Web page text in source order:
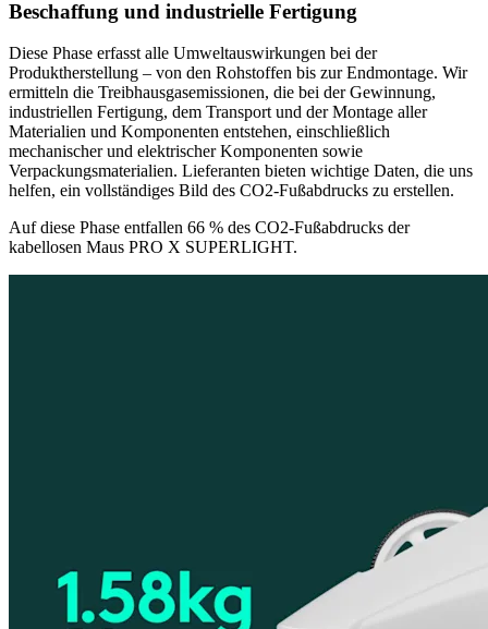
Beschaffung und industrielle Fertigung
Diese Phase erfasst alle Umweltauswirkungen bei der
Produktherstellung – von den Rohstoffen bis zur Endmontage. Wir
ermitteln die Treibhausgasemissionen, die bei der Gewinnung,
industriellen Fertigung, dem Transport und der Montage aller
Materialien und Komponenten entstehen, einschließlich
mechanischer und elektrischer Komponenten sowie
Verpackungsmaterialien. Lieferanten bieten wichtige Daten, die uns
helfen, ein vollständiges Bild des CO2-Fußabdrucks zu erstellen.
Auf diese Phase entfallen 66 % des CO2-Fußabdrucks der
kabellosen Maus PRO X SUPERLIGHT.